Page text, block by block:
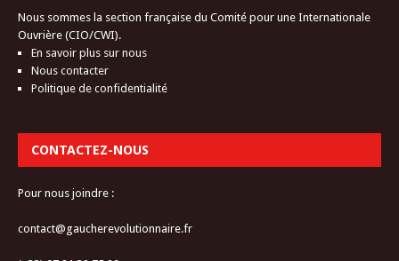
Nous sommes la section française du Comité pour une Internationale
Ouvrière (CIO/CWI).
En savoir plus sur nous
Nous contacter
Politique de confidentialité
CONTACTEZ-NOUS
Pour nous joindre :
contact@gaucherevolutionnaire.fr